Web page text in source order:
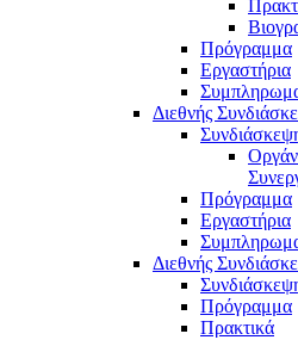
Πρόγραμμα
Εργαστήρια
Διεθνής
Πρόγραμμα
Εργαστήρια
Διεθνής
Πρόγραμμα
Πρακτικά